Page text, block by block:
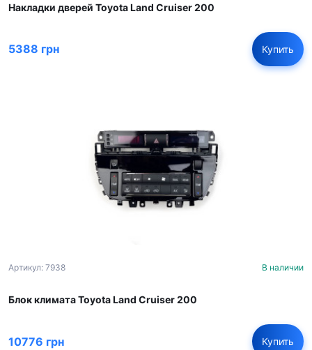
Накладки дверей Toyota Land Cruiser 200
5388 грн Купить
Артикул: 7938 В наличии
Блок климата Toyota Land Cruiser 200
10776 грн Купить